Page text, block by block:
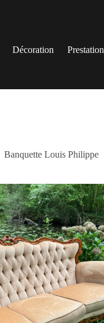
Décoration
Banquette Louis Philippe